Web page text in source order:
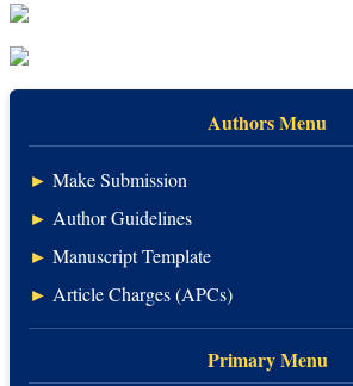
Authors Menu
► Make Submission
► Author Guidelines
► Manuscript Template
► Article Charges (APCs)
Primary Menu